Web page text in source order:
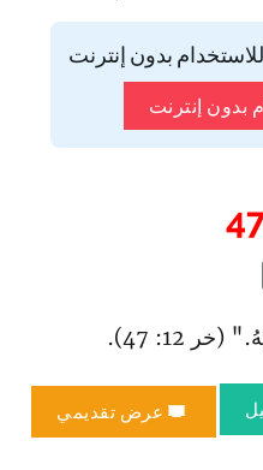
بدون إنترنت
بدون إنترنت
12: 47).
عرض تقديمي